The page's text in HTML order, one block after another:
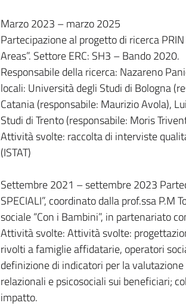
Marzo 2023 – marzo 2025
Partecipazione al progetto di ricerca
Areas”. Settore ERC: SH3 – Bando 2020.
Responsabile della ricerca: Nazareno
locali: Università degli Studi di Bologna
Catania (responsabile: Maurizio Avola),
Studi di Trento (responsabile: Moris
Attività svolte: raccolta di interviste
(ISTAT)
Settembre 2021 – settembre 2023
SPECIALI”, coordinato dalla prof.ssa
sociale “Con i Bambini”, in partenariato
Attività svolte: Attività svolte:
rivolti a famiglie affidatarie, operatori
definizione di indicatori per la
relazionali e psicosociali sui beneficiari;
impatto.